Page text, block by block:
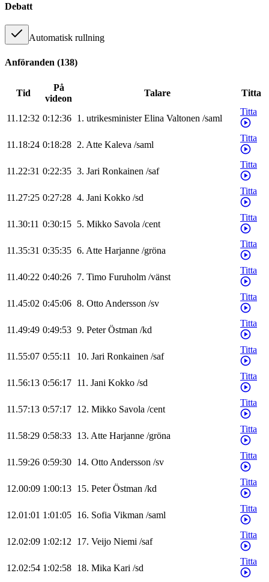
Debatt
Automatisk rullning
Anföranden (138)
Tid
På
videon
Talare Titta
11.12:32 0:12:36 1. utrikesminister Elina Valtonen /saml
Titta
11.18:24 0:18:28 2. Atte Kaleva /saml
Titta
11.22:31 0:22:35 3. Jari Ronkainen /saf
Titta
11.27:25 0:27:28 4. Jani Kokko /sd
Titta
11.30:11 0:30:15 5. Mikko Savola /cent
Titta
11.35:31 0:35:35 6. Atte Harjanne /gröna
Titta
11.40:22 0:40:26 7. Timo Furuholm /vänst
Titta
11.45:02 0:45:06 8. OttoAndersson /sv
Titta
11.49:49 0:49:53 9. Peter Östman /kd
Titta
11.55:07 0:55:11 10. Jari Ronkainen /saf
Titta
11.56:13 0:56:17 11. Jani Kokko /sd
Titta
11.57:13 0:57:17 12. Mikko Savola /cent
Titta
11.58:29 0:58:33 13. Atte Harjanne /gröna
Titta
11.59:26 0:59:30 14. OttoAndersson /sv
Titta
12.00:09 1:00:13 15. Peter Östman /kd
Titta
12.01:01 1:01:05 16. Sofia Vikman /saml
Titta
12.02:09 1:02:12 17. Veijo Niemi /saf
Titta
12.02:54 1:02:58 18. Mika Kari /sd
Titta